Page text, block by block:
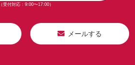
（受付対応：9:00〜17:00）
メールする